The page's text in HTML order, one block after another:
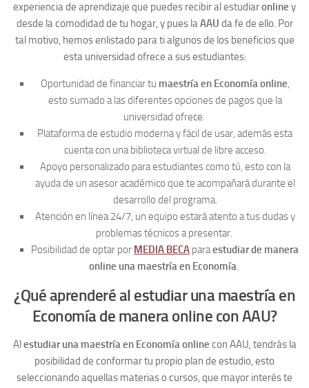
experiencia de aprendizaje que puedes recibir al estudiaronline y
desde la comodidad de tu hogar, y pues laAAU da fe de ello. Por
tal motivo, hemos enlistado para tialgunos de los beneficios que
esta universidad ofrece a sus estudiantes:
Oportunidad de financiar tu maestría en Economía online,
esto sumado a las diferentes opciones de pagos que la
universidad ofrece.
Plataforma de estudio moderna y fácil de usar, además esta
cuenta con una biblioteca virtual de libre acceso.
Apoyo personalizado para estudiantes como tú, esto con la
ayuda de un asesor académico que te acompañará durante el
desarrollo del programa.
Atención en línea 24/7, un equipo estará atento a tus dudas y
problemas técnicos a presentar.
Posibilidad de optar por MEDIA BECA paraestudiar de manera
online una maestría en Economía.
¿Qué aprenderé al estudiar una maestría en
Economía de manera online con AAU?
Alestudiar una maestría en Economía online con AAU, tendrás la
posibilidad de conformar tu propio plan de estudio, esto
seleccionando aquellas materias o cursos, que mayor interés te